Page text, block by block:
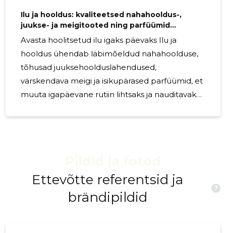
Ilu ja hooldus: kvaliteetsed nahahooldus-,
juukse- ja meigitooted ning parfüümid
igapäevaks ja kingiks
Avasta hoolitsetud ilu igaks päevaks Ilu ja
hooldus ühendab läbimõeldud nahahoolduse,
tõhusad juuksehoolduslahendused,
värskendava meigi ja isikupärased parfüümid, et
muuta igapäevane rutiin lihtsaks ja nauditavaks.
lihtsaid, tõhusaid lahendusi; ilu- ja nahahoolduse
entusiastidele, kes hindavad kvaliteeti ja
koostisosi; kingiostjatele, kes soovivad sobivat ja
Ettevõtte referentsid ja
brändipildid
?